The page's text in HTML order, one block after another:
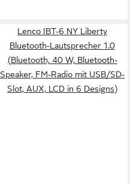
Lenco IBT-6 NY Liberty
Bluetooth-Lautsprecher 1.0
(Bluetooth, 40 W, Bluetooth-
Speaker, FM-Radio mit USB/SD-
Slot, AUX, LCD in 6 Designs)